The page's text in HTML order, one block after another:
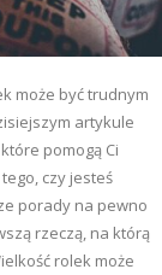
może być trudnym
artykule
pomogą Ci
czy jesteś
porady na pewno
rzeczą, na którą
rolek może